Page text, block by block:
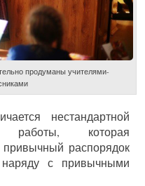
продуманы учителями-
нестандартной
работы, которая
распорядок
с привычными